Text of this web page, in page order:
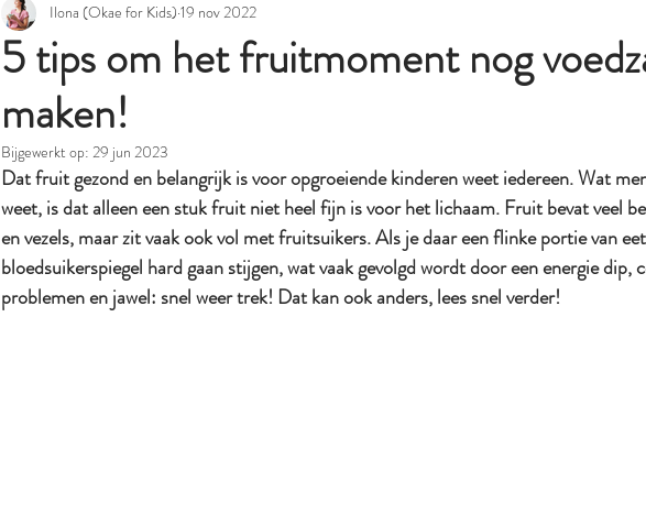
5 tips om het fruitmoment nog
maken!
Ilona (Okae for Kids) 19 nov 2022
Bijgewerkt op: 29 jun 2023
Dat fruit gezond en belangrijk is voor opgroeiende kinderen weet iedereen. Wat
weet, is dat alleen een stuk fruit niet heel fijn is voor het lichaam. Fruit bevat veel
en vezels, maar zit vaak ook vol met fruitsuikers. Als je daar een flinke portie van
bloedsuikerspiegel hard gaan stijgen, wat vaak gevolgd wordt door een energie dip,
problemen en jawel: snel weer trek! Dat kan ook anders, lees snel verder!